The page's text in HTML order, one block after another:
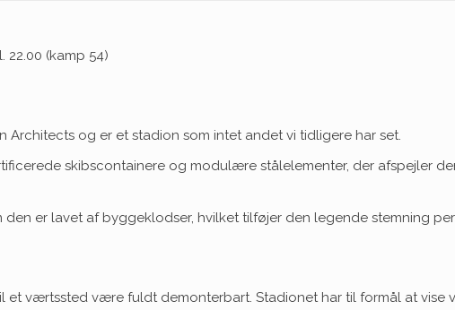
22.00 (kamp 54)
Architects og er et stadion som intet andet vi tidligere har set.
skibscontainere og modulære stålelementer, der afspejler
er lavet af byggeklodser, hvilket tilføjer den legende stemning
et værtssted være fuldt demonterbart. Stadionet har til formål at